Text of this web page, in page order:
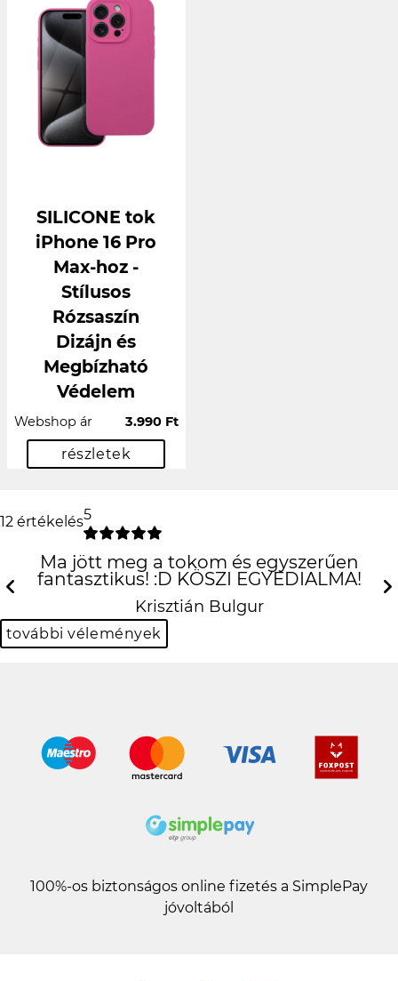
SILICONE tok
iPhone 16 Pro
Max-hoz -
Stílusos
Rózsaszín
Dizájn és
Megbízható
Védelem
Webshop ár 3.990 Ft
részletek
12 értékelés5
Ma jött meg a tokom és egyszerűen
fantasztikus! :D KÖSZI EGYEDIALMA!
Krisztián Bulgur
100%-os biztonságos online fizetés a SimplePay